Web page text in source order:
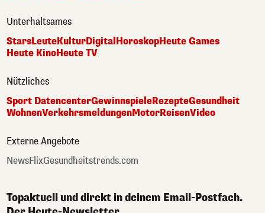
Unterhaltsames
StarsLeuteKulturDigital HoroskopHeute Games
Heute KinoHeute TV
Nützliches
Sport DatencenterGewinnspieleRezepteGesundheit
WohnenVerkehrsmeldungenMotorReisenVideo
Externe Angebote
NewsFlixGesundheitstrends.com
Topaktuell und direkt in deinem Email-Postfach.